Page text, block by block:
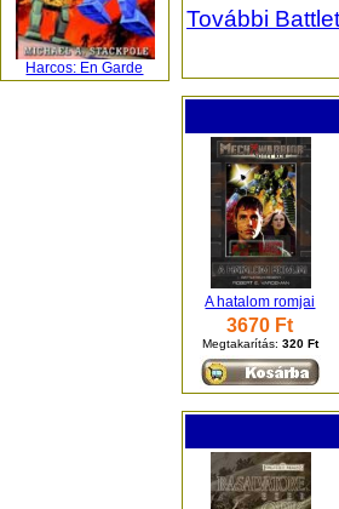
Harcos: En Garde
További
A hatalom romjai
3670 Ft
Megtakarítás: 320 Ft